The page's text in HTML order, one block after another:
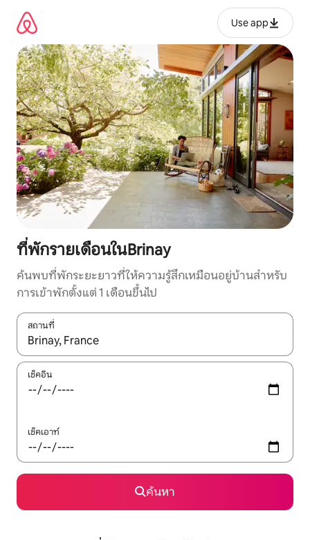
เนื้อหา
Use app
ที่พักรายเดือนในBrinay
ค้นพบที่พักระยะยาวที่ให้ความรู้สึกเหมือนอยู่บ้านสำหรับ
การเข้าพักตั้งแต่ 1 เดือนขึ้นไป
สถานที่
ใช้ลูกศรขึ้นลง หรือใช้การสัมผัสหรือปัด เพื่อสำรวจผลการค้นหา
เช็คอิน
เช็คเอาท์
ค้นหา